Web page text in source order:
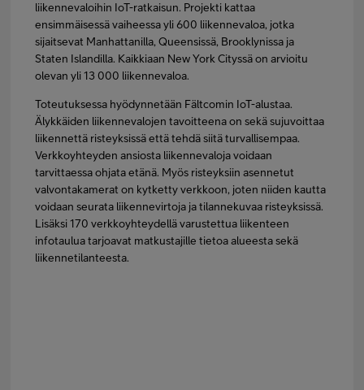
liikennevaloihin IoT-ratkaisun. Projekti kattaa
ensimmäisessä vaiheessa yli 600 liikennevaloa, jotka
sijaitsevat Manhattanilla, Queensissä, Brooklynissa ja
Staten Islandilla. Kaikkiaan New York Cityssä on arvioitu
olevan yli 13 000 liikennevaloa.
Toteutuksessa hyödynnetään Fältcomin IoT-alustaa.
Älykkäiden liikennevalojen tavoitteena on sekä sujuvoittaa
liikennettä risteyksissä että tehdä siitä turvallisempaa.
Verkkoyhteyden ansiosta liikennevaloja voidaan
tarvittaessa ohjata etänä. Myös risteyksiin asennetut
valvontakamerat on kytketty verkkoon, joten niiden kautta
voidaan seurata liikennevirtoja ja tilannekuvaa risteyksissä.
Lisäksi 170 verkkoyhteydellä varustettua liikenteen
infotaulua tarjoavat matkustajille tietoa alueesta sekä
liikennetilanteesta.